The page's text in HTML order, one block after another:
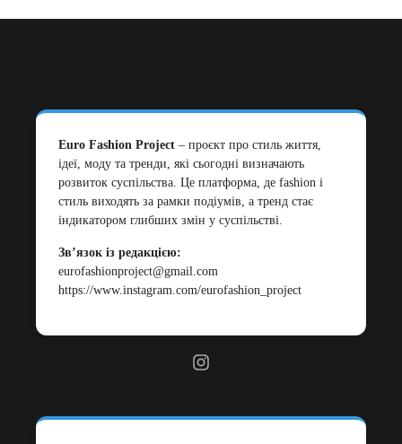
Euro Fashion Project – проєкт про стиль життя,
ідеї, моду та тренди, які сьогодні визначають
розвиток суспільства. Це платформа, де fashion і
стиль виходять за рамки подіумів, а тренд стає
індикатором глибших змін у суспільстві.
Зв’язок із редакцією:
eurofashionproject@gmail.com
https://www.instagram.com/eurofashion_project